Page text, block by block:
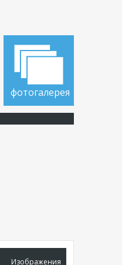
фотогалерея
Изображения